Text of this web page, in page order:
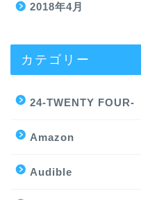
2018年4月
カテゴリー
24-TWENTY FOUR-
Amazon
Audible